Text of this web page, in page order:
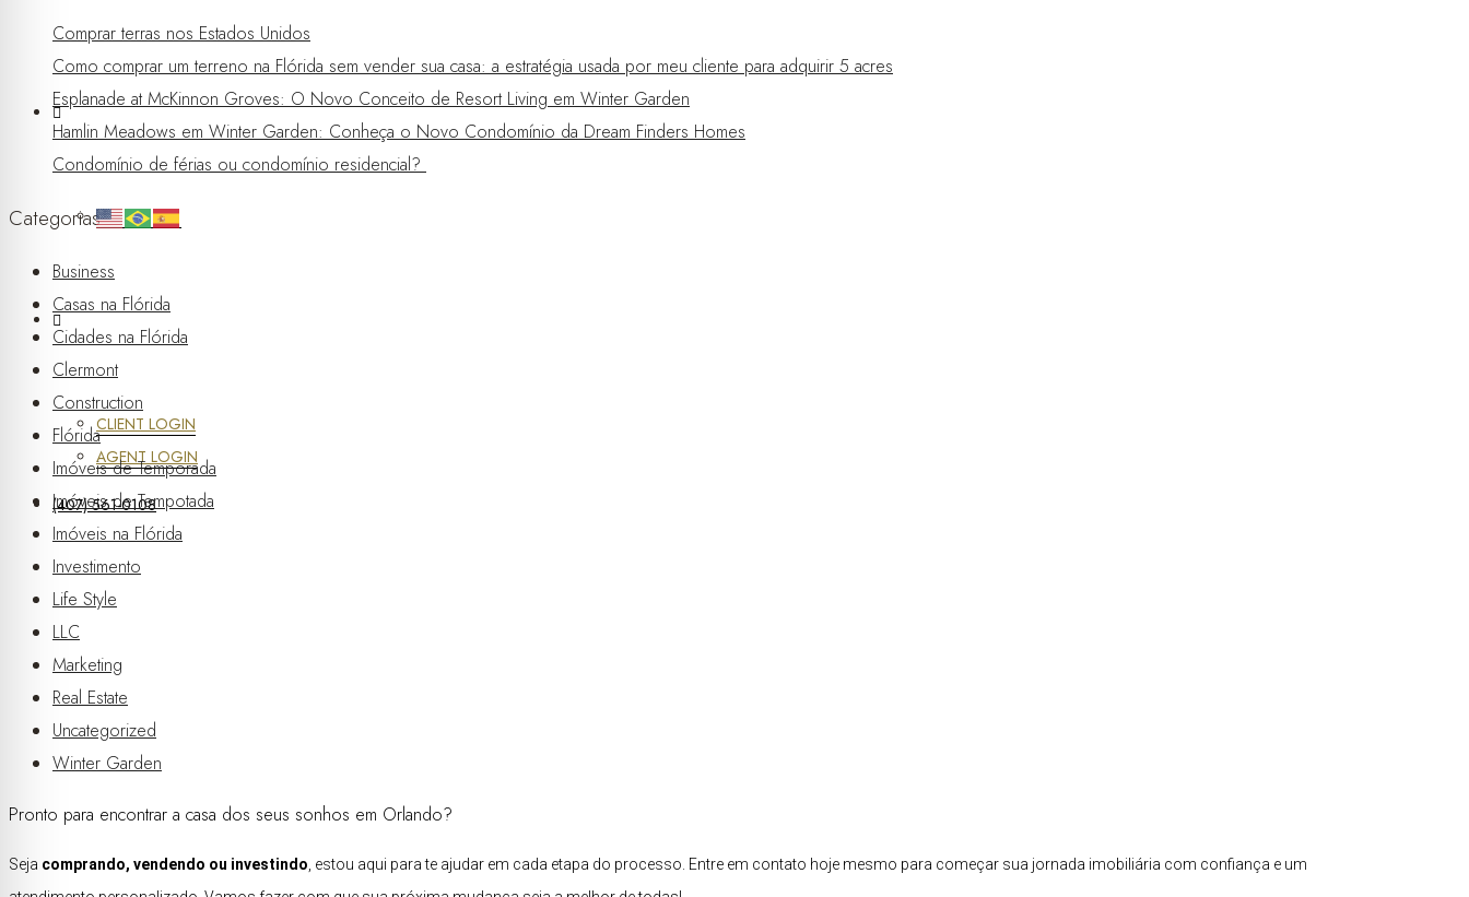
CLIENT LOGIN
AGENT LOGIN
(407) 561-0108
Comprar terras nos Estados Unidos
Como comprar um terreno na Flórida sem vender sua casa: a estratégia usada por meu cliente para adquirir 5 acres
Esplanade at McKinnon Groves: O Novo Conceito de Resort Living em Winter Garden
Hamlin Meadows em Winter Garden: Conheça o Novo Condomínio da Dream Finders Homes
Condomínio de férias ou condomínio residencial?
Categorias
Business
Casas na Flórida
Cidades na Flórida
Clermont
Construction
Flórida
Imóveis de Temporada
Imóveis de Tempotada
Imóveis na Flórida
Investimento
Life Style
LLC
Marketing
Real Estate
Uncategorized
Winter Garden
Pronto para encontrar a casa dos seus sonhos em Orlando?
Seja comprando, vendendo ou investindo, estou aqui para te ajudar em cada etapa do processo. Entre em contato hoje mesmo para começar sua jornada imobiliária com confiança e um